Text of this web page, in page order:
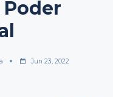
Jun 23, 2022